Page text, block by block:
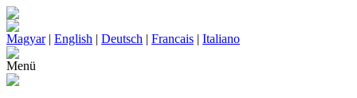
Magyar| English | Deutsch | Francais | Italiano
Menü